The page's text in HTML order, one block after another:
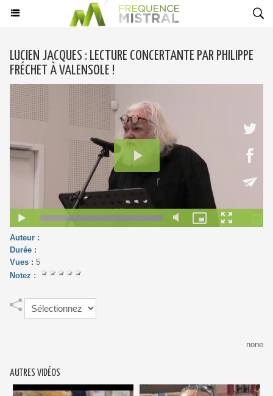
LUCIEN JACQUES : LECTURE CONCERTANTE PAR PHILIPPE
FRÉCHET À VALENSOLE !
Auteur :
Durée :
Vues : 5
Notez :
none
AUTRES VIDÉOS